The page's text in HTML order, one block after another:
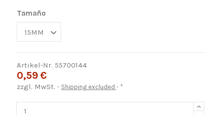
Tamaño
Artikel-Nr. 55700144
0,59 €
zzgl. MwSt. Shipping excluded *